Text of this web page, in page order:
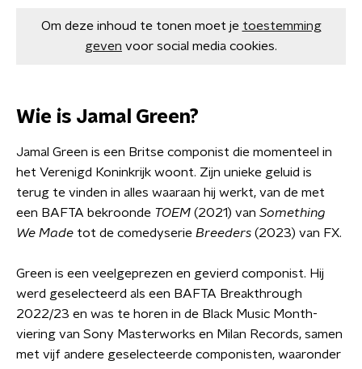
Om deze inhoud te tonen moet je toestemming
geven voor social media cookies.
Wie is Jamal Green?
Jamal Green is een Britse componist die momenteel in
het Verenigd Koninkrijk woont. Zijn unieke geluid is
terug te vinden in alles waaraan hij werkt, van de met
een BAFTA bekroonde TOEM (2021) van Something
We Made tot de comedyserie Breeders (2023) van FX.
Green is een veelgeprezen en gevierd componist. Hij
werd geselecteerd als een BAFTA Breakthrough
2022/23 en was te horen in de Black Music Month-
viering van Sony Masterworks en Milan Records, samen
met vijf andere geselecteerde componisten, waaronder